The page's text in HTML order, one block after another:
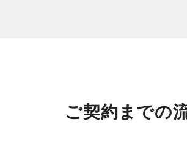
ご契約までの